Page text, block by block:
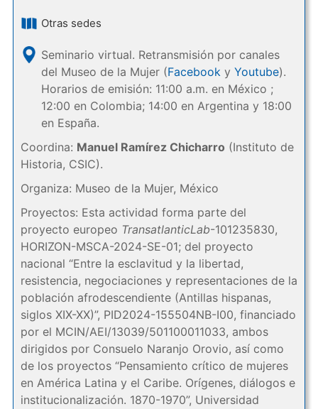
Otras sedes
Seminario virtual. Retransmisión por canales
del Museo de la Mujer (Facebooky Youtube).
Horarios de emisión: 11:00 a.m. en México ;
12:00 en Colombia; 14:00 en Argentina y 18:00
en España.
Coordina: Manuel Ramírez Chicharro (Instituto de
Historia, CSIC).
Organiza: Museo de la Mujer, México
Proyectos: Esta actividad forma parte del
proyecto europeo TransatlanticLab-101235830,
HORIZON-MSCA-2024-SE-01; del proyecto
nacional “Entre la esclavitud y la libertad,
resistencia, negociaciones y representaciones de la
población afrodescendiente (Antillas hispanas,
siglos XIX-XX)”, PID2024-155504NB-I00, financiado
por el MCIN/AEI/13039/501100011033, ambos
dirigidos por Consuelo Naranjo Orovio, así como
de los proyectos “Pensamiento crítico de mujeres
en América Latina y el Caribe. Orígenes, diálogos e
institucionalización. 1870-1970”, Universidad